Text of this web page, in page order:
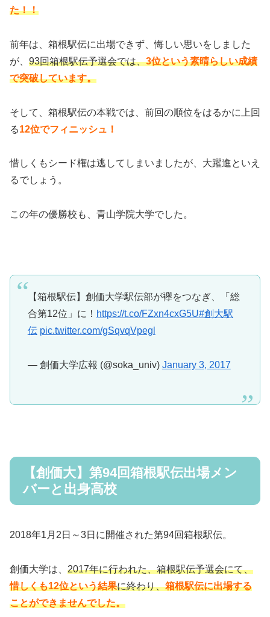
た！！
前年は、箱根駅伝に出場できず、悔しい思いをしました
が、 93回箱根駅伝予選会では、3位という素晴らしい成績
で突破しています。
そして、箱根駅伝の本戦では、前回の順位をはるかに上回
る12位でフィニッシュ！
惜しくもシード権は逃してしまいましたが、大躍進といえ
るでしょう。
この年の優勝校も、青山学院大学でした。
【箱根駅伝】創価大学駅伝部が襷をつなぎ、「総
合第12位」に！ https://t.co/FZxn4cxG5U#創大駅
伝 pic.twitter.com/gSqvqVpegl
— 創価大学広報 (@soka_univ) January 3, 2017
【創価大】第94回箱根駅伝出場メン
バーと出身高校
2018年1月2日～3日に開催された第94回箱根駅伝。
創価大学は、 2017年に行われた、箱根駅伝予選会にて、
惜しくも12位という結果に終わり、箱根駅伝に出場する
ことができませんでした。